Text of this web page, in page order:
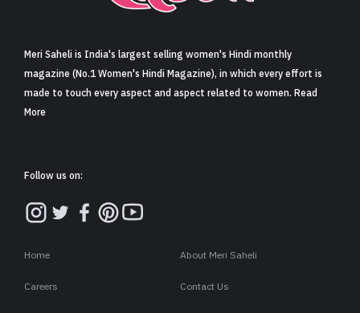
Meri Saheli is India's largest selling women's Hindi monthly
magazine (No.1 Women's Hindi Magazine), in which every effort is
made to touch every aspect and aspect related to women. Read
More
Follow us on:
Home About Meri Saheli
Careers Contact Us